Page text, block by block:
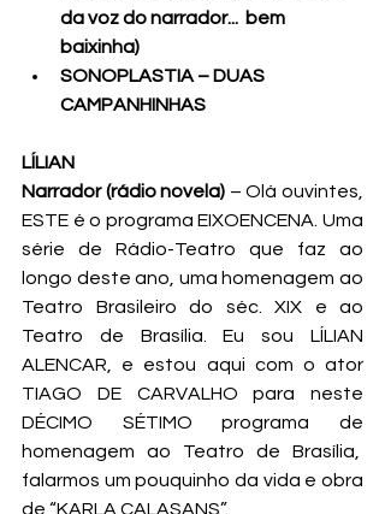
da voz do narrador...  bem
baixinha)
SONOPLASTIA – DUAS
CAMPANHINHAS
LÍLIAN
Narrador (rádio novela) – Olá ouvintes,
ESTE é o programa EIXOENCENA. Uma
série de Rádio-Teatro que faz ao
longo deste ano, uma homenagem ao
Teatro Brasileiro do séc. XIX e ao
Teatro de Brasília. Eu sou LÍLIAN
ALENCAR, e estou aqui com o ator
TIAGO DE CARVALHO para neste
DÉCIMO SÉTIMO programa de
homenagem ao Teatro de Brasília,
falarmos um pouquinho da vida e obra
de “KARLA CALASANS”.